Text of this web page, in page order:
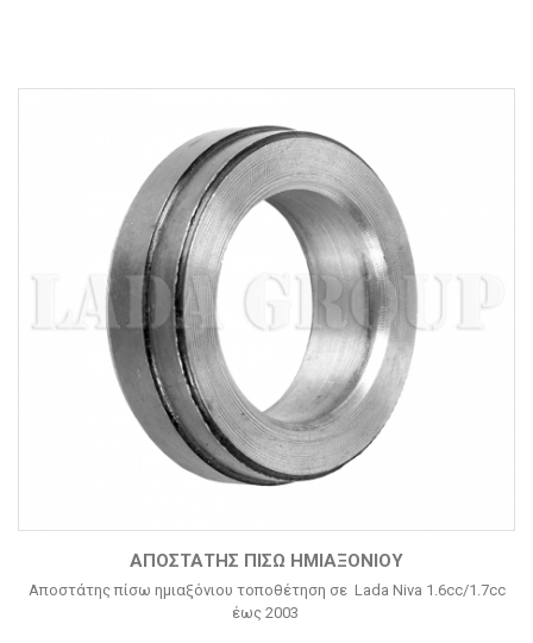
ΑΠΟΣΤΆΤΗΣ ΠΊΣΩ ΗΜΙΑΞΟΝΊΟΥ
Αποστάτης πίσω ημιαξόνιου τοποθέτηση σε Lada Niva 1.6cc/1.7cc
έως 2003